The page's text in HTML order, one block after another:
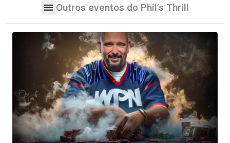
Outros eventos do Phil’s Thrill